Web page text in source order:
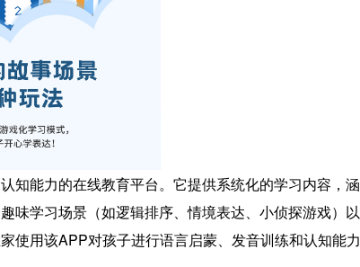
能力的在线教育平台。它提供系统化的学习内容，涵
味学习场景（如逻辑排序、情境表达、小侦探游戏）以
使用该APP对孩子进行语言启蒙、发音训练和认知能力